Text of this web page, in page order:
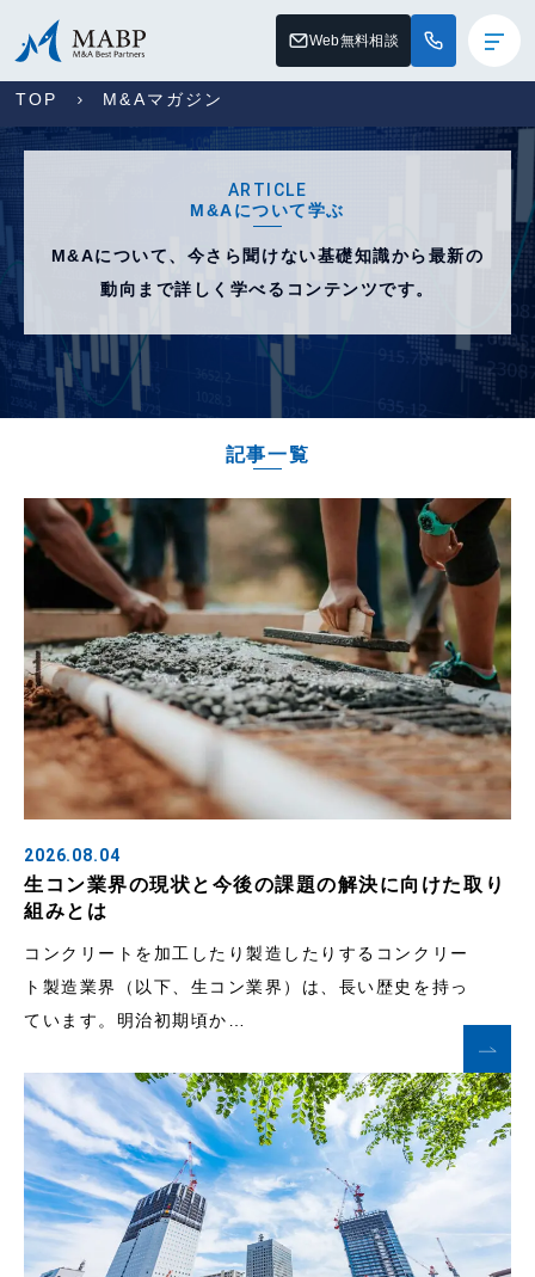
Web無料相談
TOP M&Aマガジン
ARTICLE
M&Aについて学ぶ
M&Aについて、今さら聞けない基礎知識から最新の
動向まで詳しく学べるコンテンツです。
記事一覧
2026.08.04
生コン業界の現状と今後の課題の解決に向けた取り
組みとは
コンクリートを加工したり製造したりするコンクリー
ト製造業界（以下、生コン業界）は、長い歴史を持っ
ています。明治初期頃か…